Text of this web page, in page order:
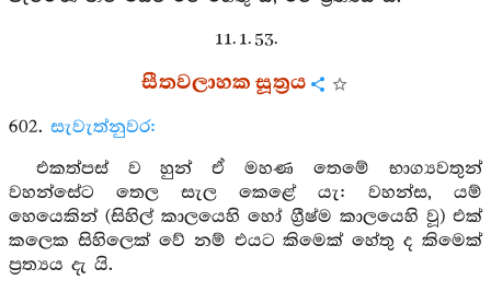
11. 1. 53.
සීතවලාහක සූත්‍රය
602. සැවැත්නුවර:
එකත්පස් ව හුන් ඒ මහණ තෙමේ භාග්‍යවතුන්
වහන්සේට තෙල සැල කෙළේ යැ: වහන්ස, යම්
හෙයෙකින් (සිහිල් කාලයෙහි හෝ ග්‍රීෂ්ම කාලයෙහි වූ) එක්
කලෙක සිහිලෙක් වේ නම් එයට කිමෙක් හේතු ද කිමෙක්
ප්‍රත්‍යය දැ යි.